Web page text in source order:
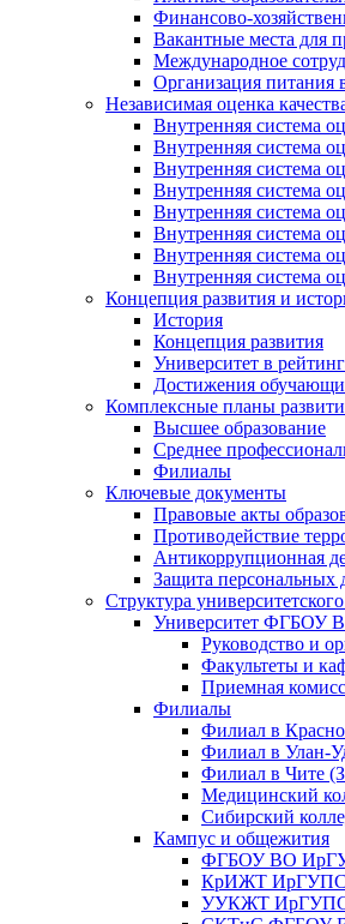
Финансово-
Вакантные места для
Международное
Организация питания
Независимая оценка
Внутренняя система
Внутренняя система
Внутренняя система
Внутренняя система
Внутренняя система
Внутренняя система
Внутренняя система
Внутренняя система
Концепция развития и
История
Концепция развития
Университет в
Достижения
Комплексные планы
Высшее образование
Среднее
Филиалы
Ключевые документы
Правовые акты
Противодействие
Антикоррупционная
Защита персональных
Структура
Университет ФГБОУ
Руководство и
Факультеты и
Приемная
Филиалы
Филиал в
Филиал в
Филиал в Чите
Медицинский
Сибирский
Кампус и общежития
ФГБОУ ВО
КрИЖТ ИрГУПС
УУКЖТ